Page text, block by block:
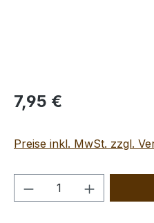
Regulärer Preis:
7,95 €
Preise inkl. MwSt. zzgl.
Produkt Anzahl: